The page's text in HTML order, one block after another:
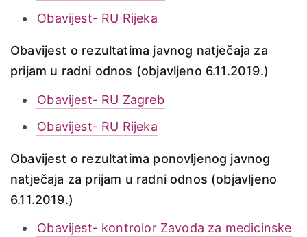
Obavijest- RU Rijeka
Obavijest o rezultatima javnog natječaja za
prijam u radni odnos (objavljeno 6.11.2019.)
Obavijest- RU Zagreb
Obavijest- RU Rijeka
Obavijest o rezultatima ponovljenog javnog
natječaja za prijam u radni odnos (objavljeno
6.11.2019.)
Obavijest- kontrolor Zavoda za medicinske